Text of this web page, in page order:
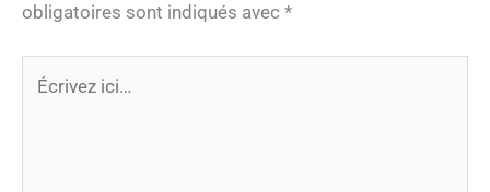
obligatoires sont indiqués avec *
ici…